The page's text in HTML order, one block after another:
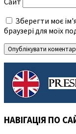
Зберегти моє
браузері для моїх
НАВІГАЦІЯ ПО